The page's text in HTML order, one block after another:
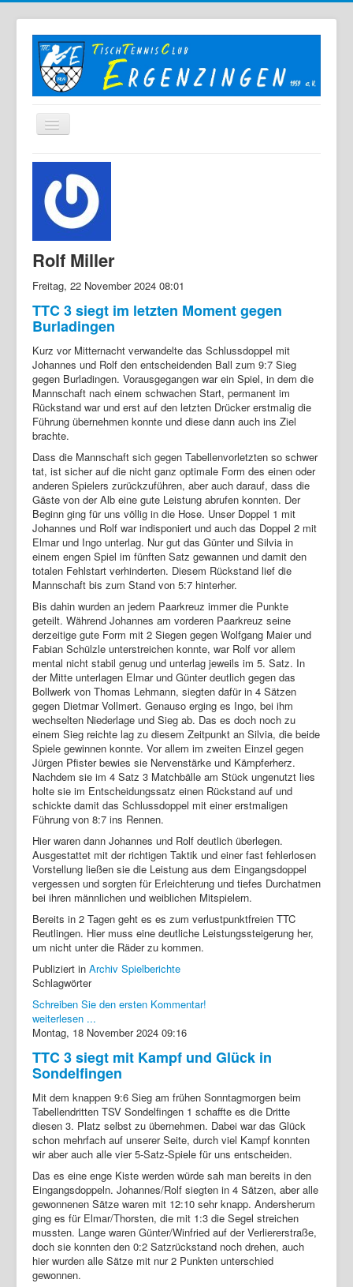
Home
Der TTC
Mannschaften
Berichte
Bilder
Links
Sonstiges
Archiv
Login
Rolf Miller
Freitag, 22 November 2024 08:01
TTC 3 siegt im letzten Moment gegen
Burladingen
Kurz vor Mitternacht verwandelte das Schlussdoppel mit
Johannes und Rolf den entscheidenden Ball zum 9:7 Sieg
gegen Burladingen. Vorausgegangen war ein Spiel, in dem die
Mannschaft nach einem schwachen Start, permanent im
Rückstand war und erst auf den letzten Drücker erstmalig die
Führung übernehmen konnte und diese dann auch ins Ziel
brachte.
Dass die Mannschaft sich gegen Tabellenvorletzten so schwer
tat, ist sicher auf die nicht ganz optimale Form des einen oder
anderen Spielers zurückzuführen, aber auch darauf, dass die
Gäste von der Alb eine gute Leistung abrufen konnten. Der
Beginn ging für uns völlig in die Hose. Unser Doppel 1 mit
Johannes und Rolf war indisponiert und auch das Doppel 2 mit
Elmar und Ingo unterlag. Nur gut das Günter und Silvia in
einem engen Spiel im fünften Satz gewannen und damit den
totalen Fehlstart verhinderten. Diesem Rückstand lief die
Mannschaft bis zum Stand von 5:7 hinterher.
Bis dahin wurden an jedem Paarkreuz immer die Punkte
geteilt. Während Johannes am vorderen Paarkreuz seine
derzeitige gute Form mit 2 Siegen gegen Wolfgang Maier und
Fabian Schülzle unterstreichen konnte, war Rolf vor allem
mental nicht stabil genug und unterlag jeweils im 5. Satz. In
der Mitte unterlagen Elmar und Günter deutlich gegen das
Bollwerk von Thomas Lehmann, siegten dafür in 4 Sätzen
gegen Dietmar Vollmert. Genauso erging es Ingo, bei ihm
wechselten Niederlage und Sieg ab. Das es doch noch zu
einem Sieg reichte lag zu diesem Zeitpunkt an Silvia, die beide
Spiele gewinnen konnte. Vor allem im zweiten Einzel gegen
Jürgen Pfister bewies sie Nervenstärke und Kämpferherz.
Nachdem sie im 4 Satz 3 Matchbälle am Stück ungenutzt lies
holte sie im Entscheidungssatz einen Rückstand auf und
schickte damit das Schlussdoppel mit einer erstmaligen
Führung von 8:7 ins Rennen.
Hier waren dann Johannes und Rolf deutlich überlegen.
Ausgestattet mit der richtigen Taktik und einer fast fehlerlosen
Vorstellung ließen sie die Leistung aus dem Eingangsdoppel
vergessen und sorgten für Erleichterung und tiefes Durchatmen
bei ihren männlichen und weiblichen Mitspielern.
Bereits in 2 Tagen geht es es zum verlustpunktfreien TTC
Reutlingen. Hier muss eine deutliche Leistungssteigerung her,
um nicht unter die Räder zu kommen.
Publiziert in Archiv Spielberichte
Schlagwörter
Schreiben Sie den ersten Kommentar!
weiterlesen ...
Montag, 18 November 2024 09:16
TTC 3 siegt mit Kampf und Glück in
Sondelfingen
Mit dem knappen 9:6 Sieg am frühen Sonntagmorgen beim
Tabellendritten TSV Sondelfingen 1 schaffte es die Dritte
diesen 3. Platz selbst zu übernehmen. Dabei war das Glück
schon mehrfach auf unserer Seite, durch viel Kampf konnten
wir aber auch alle vier 5-Satz-Spiele für uns entscheiden.
Das es eine enge Kiste werden würde sah man bereits in den
Eingangsdoppeln. Johannes/Rolf siegten in 4 Sätzen, aber alle
gewonnenen Sätze waren mit 12:10 sehr knapp. Andersherum
ging es für Elmar/Thorsten, die mit 1:3 die Segel streichen
mussten. Lange waren Günter/Winfried auf der Verliererstraße,
doch sie konnten den 0:2 Satzrückstand noch drehen, auch
hier wurden alle Sätze mit nur 2 Punkten unterschied
gewonnen.